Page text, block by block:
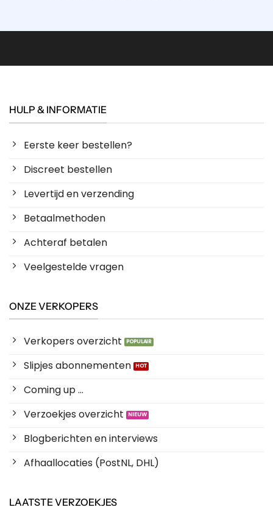
HULP & INFORMATIE
Eerste keer bestellen?
Discreet bestellen
Levertijd en verzending
Betaalmethoden
Achteraf betalen
Veelgestelde vragen
ONZE VERKOPERS
Verkopers overzicht
Slipjes abonnementen
Coming up ...
Verzoekjes overzicht
Blogberichten en interviews
Afhaallocaties (PostNL, DHL)
LAATSTE VERZOEKJES